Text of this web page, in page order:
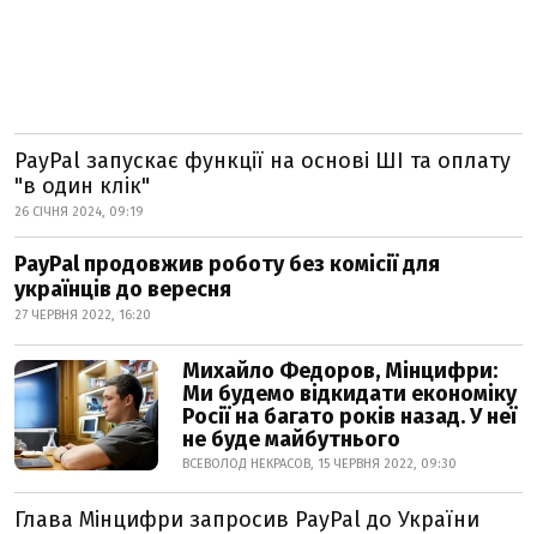
PayPal запускає функції на основі ШІ та оплату
"в один клік"
26 СІЧНЯ 2024, 09:19
PayPal продовжив роботу без комісії для
українців до вересня
27 ЧЕРВНЯ 2022, 16:20
Михайло Федоров, Мінцифри:
Ми будемо відкидати економіку
Росії на багато років назад. У неї
не буде майбутнього
ВСЕВОЛОД НЕКРАСОВ, 15 ЧЕРВНЯ 2022, 09:30
Глава Мінцифри запросив PayPal до України